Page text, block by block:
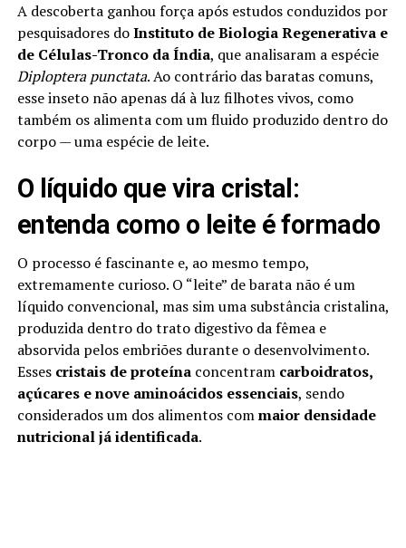
A descoberta ganhou força após estudos conduzidos por
pesquisadores doInstituto de Biologia Regenerativa e
de Células-Tronco da Índia, que analisaram a espécie
Diploptera punctata. Ao contrário das baratas comuns,
esse inseto não apenas dá à luz filhotes vivos, como
também os alimenta com um fluido produzido dentro do
corpo — uma espécie de leite.
O líquido que vira cristal:
entenda como o leite é formado
O processo é fascinante e, ao mesmo tempo,
extremamente curioso. O “leite” de barata não é um
líquido convencional, mas sim uma substância cristalina,
produzida dentro do trato digestivo da fêmea e
absorvida pelos embriões durante o desenvolvimento.
Esses cristais de proteínaconcentram carboidratos,
açúcares e nove aminoácidos essenciais, sendo
considerados um dos alimentos commaior densidade
nutricional já identificada.